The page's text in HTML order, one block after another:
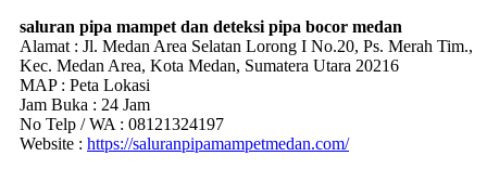
saluran pipa mampet dan deteksi pipa bocor medan
Alamat : Jl. Medan Area Selatan Lorong I No.20, Ps. Merah Tim.,
Kec. Medan Area, Kota Medan, Sumatera Utara 20216
MAP : Peta Lokasi
Jam Buka : 24 Jam
No Telp / WA : 08121324197
Website : https://saluranpipamampetmedan.com/